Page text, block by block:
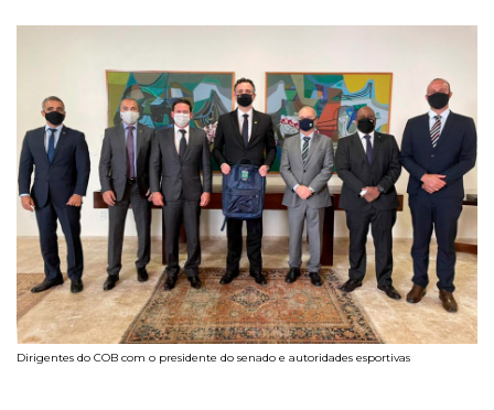
Dirigentes do COB com o presidente do senado e autoridades esportivas